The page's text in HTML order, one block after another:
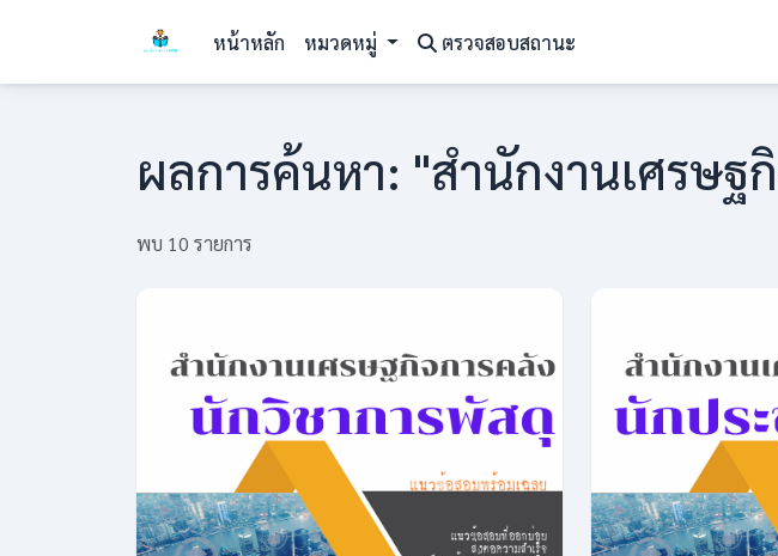
หน้าหลัก หมวดหมู่ ตรวจสอบสถานะ
ผลการค้นหา: "สำนักงานเศรษฐ
พบ 10 รายการ